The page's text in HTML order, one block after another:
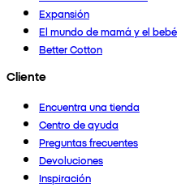
Expansión
El mundo de mamá y el bebé
Better Cotton
Cliente
Encuentra una tienda
Centro de ayuda
Preguntas frecuentes
Devoluciones
Inspiración